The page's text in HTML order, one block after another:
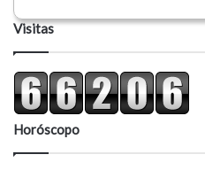
Visitas
Horóscopo